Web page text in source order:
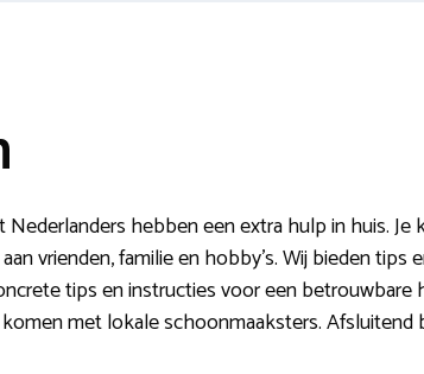
hebben een extra hulp in huis. Je
vrienden, familie en hobby’s. Wij bieden tips
tips en instructies voor een betrouwbare
met lokale schoonmaaksters.